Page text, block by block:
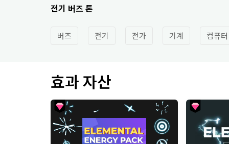
전기 버즈 톤
버즈 전기 전가 기계 컴퓨터
효과 자산